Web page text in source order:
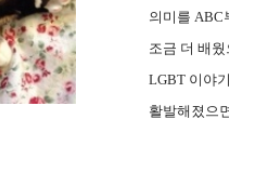
의미를 ABC부
조금 더 배웠으
LGBT 이야기가
활발해졌으면 좋